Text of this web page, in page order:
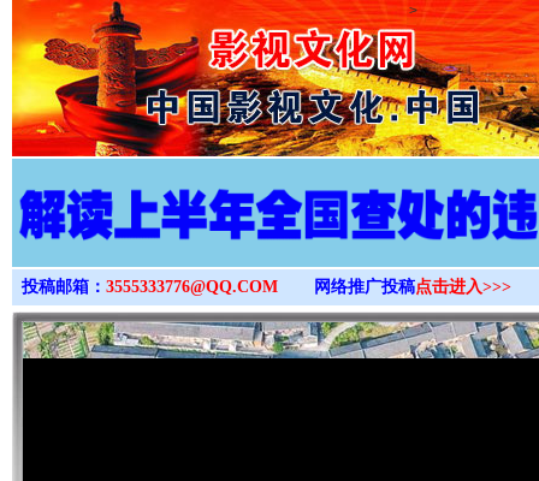
>
投稿邮箱： 3555333776@QQ.COM 网络推广投稿点击进入>>>